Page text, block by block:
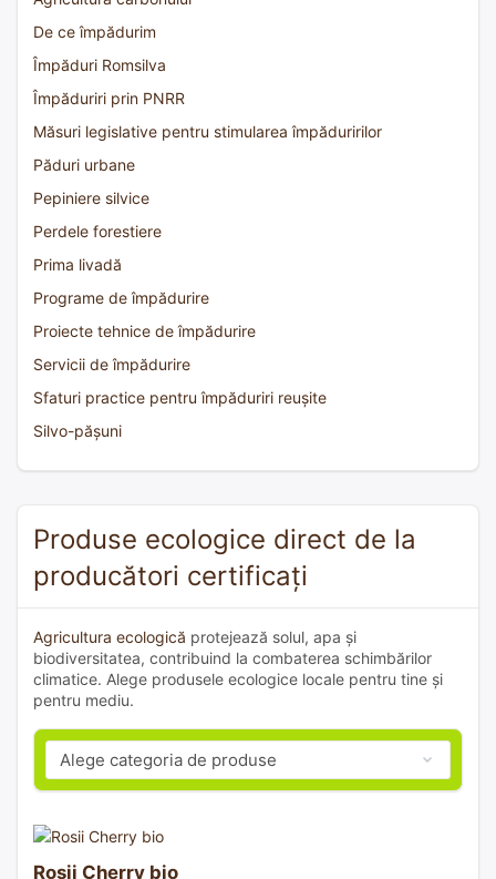
De ce împădurim
Împăduri Romsilva
Împăduriri prin PNRR
Măsuri legislative pentru stimularea împăduririlor
Păduri urbane
Pepiniere silvice
Perdele forestiere
Prima livadă
Programe de împădurire
Proiecte tehnice de împădurire
Servicii de împădurire
Sfaturi practice pentru împăduriri reușite
Silvo-pășuni
Produse ecologice direct de la
producători certificați
Agricultura ecologică protejează solul, apa și
biodiversitatea, contribuind la combaterea schimbărilor
climatice. Alege produsele ecologice locale pentru tine și
pentru mediu.
Rosii Cherry bio